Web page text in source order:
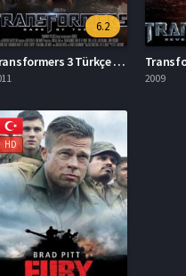
6.2
Transformers 3 Türkçe Dublaj İzle
2009
HD